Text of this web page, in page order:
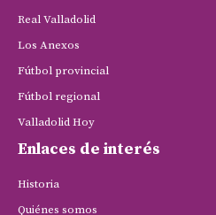
Real Valladolid
Los Anexos
Fútbol provincial
Fútbol regional
Valladolid Hoy
Enlaces de interés
Historia
Quiénes somos